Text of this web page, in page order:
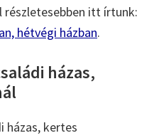
részletesebben itt írtunk:
hétvégi házban.
házas,
házas, kertes